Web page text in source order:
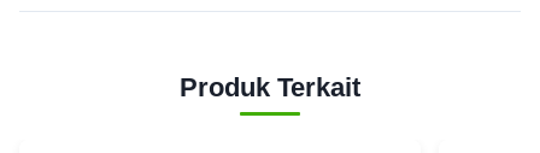
Produk Terkait